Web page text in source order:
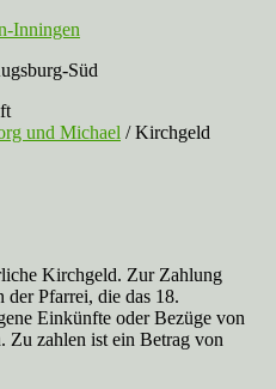
Inningen
Süd
und Michael /Kirchgeld
Kirchgeld. Zur Zahlung
Pfarrei, die das 18.
Einkünfte oder Bezüge von
Zu zahlen ist ein Betrag von